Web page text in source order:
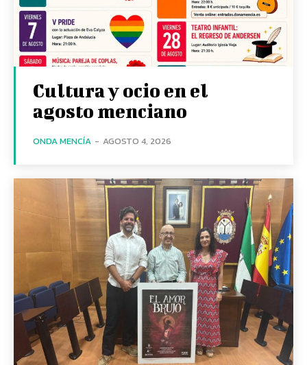
Cultura y ocio en el
agosto menciano
ONDA MENCÍA - AGOSTO 4, 2026